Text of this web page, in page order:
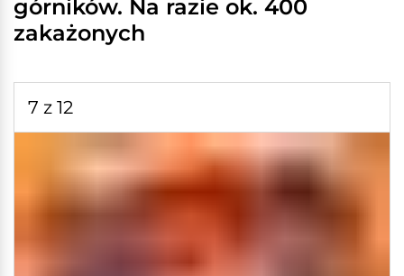
górników. Na razie ok. 400
zakażonych
7 z 12